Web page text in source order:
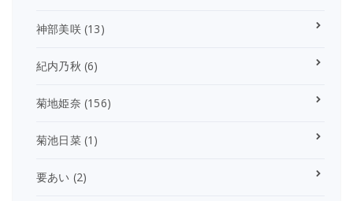
神部美咲(13)
紀内乃秋 (6)
菊地姫奈 (156)
菊池日菜(1)
要あい (2)